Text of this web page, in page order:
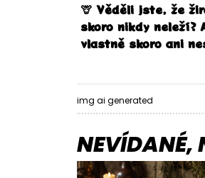
🦒 Věděli jste, že
skoro nikdy neleží?
vlastně skoro ani
img ai generated
NEVÍDANÉ,